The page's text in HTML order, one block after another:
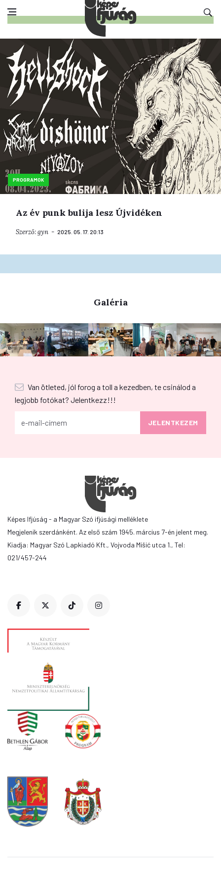
PROGRAMOK
Az év punk bulija lesz Újvidéken
Szerző:gyn 2025. 05. 17. 20:13
Galéria
Van ötleted, jól forog a toll a kezedben, te csinálod a
legjobb fotókat? Jelentkezz!!!
Képes Ifjúság - a Magyar Szó ifjúsági melléklete
Megjelenik szerdánként. Az első szám 1945. március 7-én jelent meg.
Kiadja: Magyar Szó Lapkiadó Kft., Vojvoda Mišić utca 1., Tel:
021/457-244